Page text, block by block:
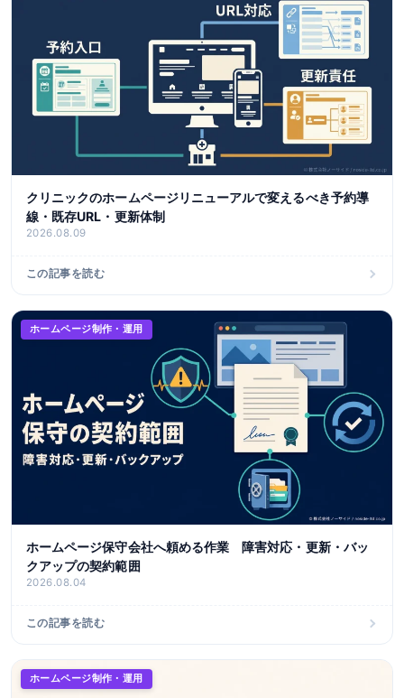
クリニックのホームページリニューアルで変えるべき予約導
線・既存URL・更新体制
2026.08.09
この記事を読む
ホームページ制作・運用
ホームページ保守会社へ頼める作業 障害対応・更新・バッ
クアップの契約範囲
2026.08.04
この記事を読む
ホームページ制作・運用